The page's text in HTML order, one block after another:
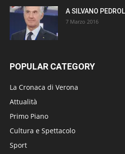
A SILVANO
7 Marzo 2016
POPULAR CATEGORY
La Cronaca di Verona
Attualità
Primo Piano
Cultura e Spettacolo
Sport